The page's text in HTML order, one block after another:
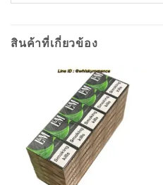
สินค้าที่เกี่ยวข้อง